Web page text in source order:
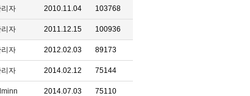
리자 2010.11.04 103768
리자 2011.12.15 100936
리자 2012.02.03 89173
리자 2014.02.12 75144
2014.07.03 75110